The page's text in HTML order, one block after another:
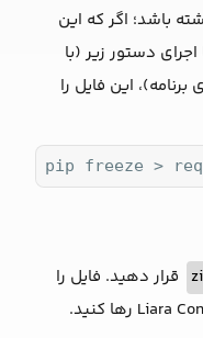
باشد؛ اگر که این
دستور زیر (با
این فایل را
pip freeze >
قرار دهید. فایل را